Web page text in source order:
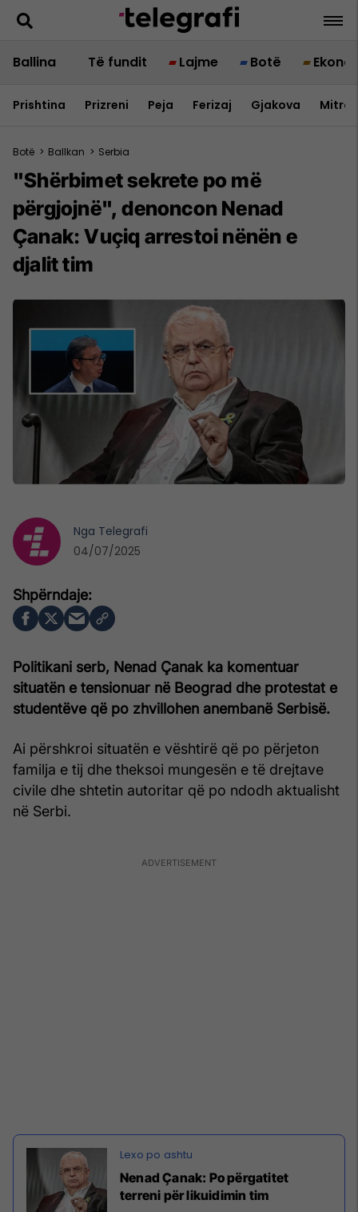
Ballina Të fundit Lajme Botë
Prishtina Prizreni Peja Ferizaj Gjakova
Botë > Ballkan > Serbia
"Shërbimet sekrete po më
përgjojnë", denoncon Nenad
Çanak: Vuçiq arrestoi nënën e
djalit tim
Politikani serb, Nenad Çanak ka komentuar
situatën e tensionuar në Beograd dhe protestat e
studentëve që po zhvillohen anembanë Serbisë.
Ai përshkroi situatën e vështirë që po përjeton
familja e tij dhe theksoi mungesën e të drejtave
civile dhe shtetin autoritar që po ndodh aktualisht
në Serbi.
Nenad Çanak: Po përgatitet
terreni për likuidimin tim
Nga Telegrafi
04/07/2025